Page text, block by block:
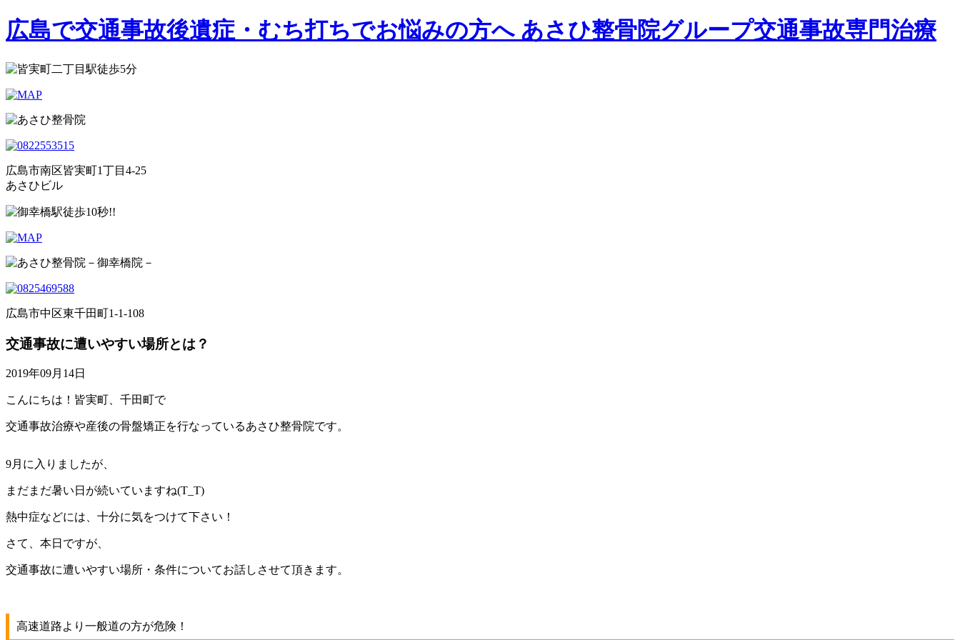
広島で交通事故後遺症・むち打ちでお悩みの方へ あさひ整骨院グループ交通事故専門治療
広島市南区皆実町1丁目4-25
あさひビル
広島市中区東千田町1-1-108
交通事故に遭いやすい場所とは？
2019年09月14日
こんにちは！皆実町、千田町で
交通事故治療や産後の骨盤矯正を行なっているあさひ整骨院です。
9月に入りましたが、
まだまだ暑い日が続いていますね(T_T)
熱中症などには、十分に気をつけて下さい！
さて、本日ですが、
交通事故に遭いやすい場所・条件についてお話しさせて頂きます。
高速道路より一般道の方が危険！